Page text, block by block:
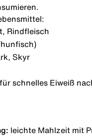
Rindfleisch
Skyr
schnelles Eiweiß
leichte Mahlzeit mit